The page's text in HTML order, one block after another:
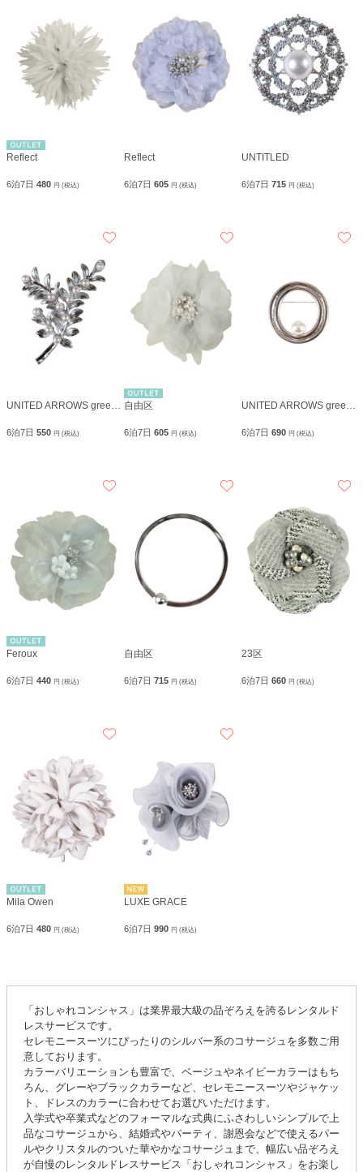
Reflect
6泊7日 480 円 (税込)
Reflect
6泊7日605円 (税込)
UNTITLED
6泊7日715円 (税込)
UNITED ARROWS green label relaxing
6泊7日 550 円 (税込)
自由区
6泊7日605円 (税込)
UNITED ARROWS green label relaxing
6泊7日690円 (税込)
Feroux
6泊7日 440 円 (税込)
自由区
6泊7日715円 (税込)
23区
6泊7日660円 (税込)
Mila Owen
6泊7日 480 円 (税込)
LUXE GRACE
6泊7日990円 (税込)
「おしゃれコンシャス」は業界最大級の品ぞろえを誇るレンタルド
レスサービスです。
セレモニースーツにぴったりのシルバー系のコサージュを多数ご用
意しております。
カラーバリエーションも豊富で、ベージュやネイビーカラーはもち
ろん、グレーやブラックカラーなど、セレモニースーツやジャケッ
ト、ドレスのカラーに合わせてお選びいただけます。
入学式や卒業式などのフォーマルな式典にふさわしいシンプルで上
品なコサージュから、結婚式やパーティ、謝恩会などで使えるパー
ルやクリスタルのついた華やかなコサージュまで、幅広い品ぞろえ
が自慢のレンタルドレスサービス「おしゃれコンシャス」をお楽し